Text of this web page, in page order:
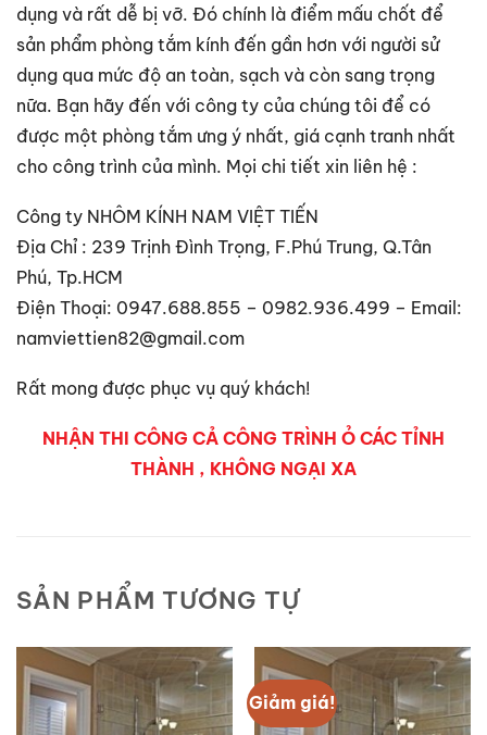
dụng và rất dễ bị vỡ. Đó chính là điểm mấu chốt để
sản phẩm phòng tắm kính đến gần hơn với người sử
dụng qua mức độ an toàn, sạch và còn sang trọng
nữa. Bạn hãy đến với công ty của chúng tôi để có
được một phòng tắm ưng ý nhất, giá cạnh tranh nhất
cho công trình của mình. Mọi chi tiết xin liên hệ :
Công ty NHÔM KÍNH NAM VIỆT TIẾN
Địa Chỉ : 239 Trịnh Đình Trọng, F.Phú Trung, Q.Tân
Phú, Tp.HCM
Điện Thoại: 0947.688.855 – 0982.936.499 – Email:
namviettien82@gmail.com
Rất mong được phục vụ quý khách!
NHẬN THI CÔNG CẢ CÔNG TRÌNH Ỏ CÁC TỈNH
THÀNH , KHÔNG NGẠI XA
SẢN PHẨM TƯƠNG TỰ
Giảm giá!